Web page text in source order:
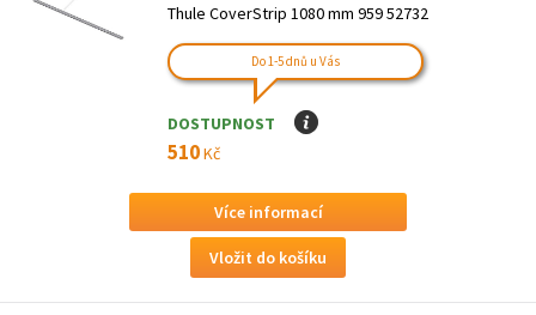
Thule CoverStrip 1080 mm 959 52732
Do 1-5 dnů u Vás
DOSTUPNOST I
510Kč
Více informací